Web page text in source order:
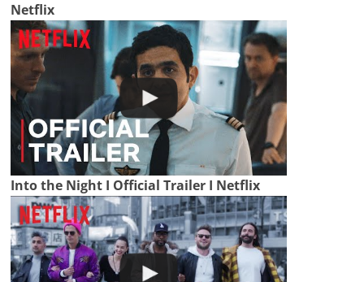
Netflix
Into the Night I Official Trailer I Netflix